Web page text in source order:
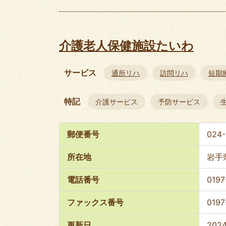
介護老人保健施設たいわ
サービス 通所リハ 訪問リハ 短期
特記 介護サービス 予防サービス
郵便番号
所在地 岩手
電話番号
ファックス番号